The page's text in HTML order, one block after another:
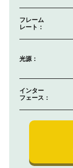
フレーム
レート：
光源：
インター
フェース：